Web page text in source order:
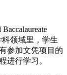
科领域里，学生
参加文凭项目的
进行学习。